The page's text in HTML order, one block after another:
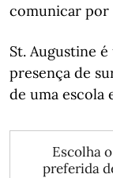
comunicar por
St. Augustine
presença de
de uma escola
Escolha
preferida